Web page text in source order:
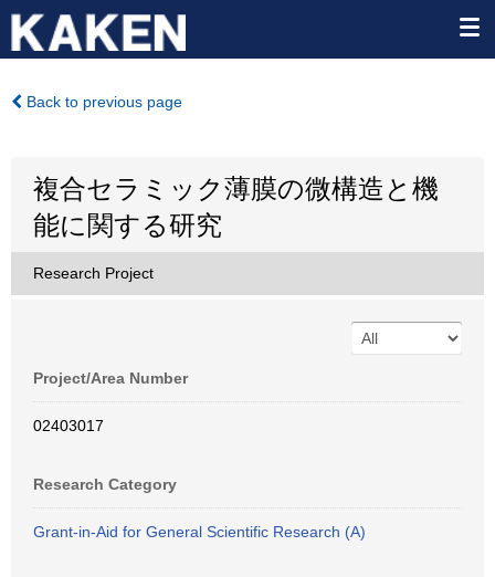
Back to previous page
複合セラミック薄膜の微構造と機
能に関する研究
Research Project
Project/Area Number
02403017
Research Category
Grant-in-Aid for General Scientific Research (A)